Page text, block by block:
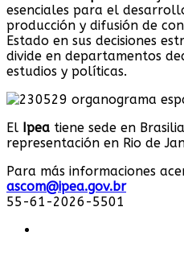
esenciales para el
producción y difusión de
Estado en sus decisiones
divide en departamentos
estudios y políticas.
El Ipea tiene sede en
representación en Rio de
Para más informaciones
ascom@ipea.gov.br
55-61-2026-5501